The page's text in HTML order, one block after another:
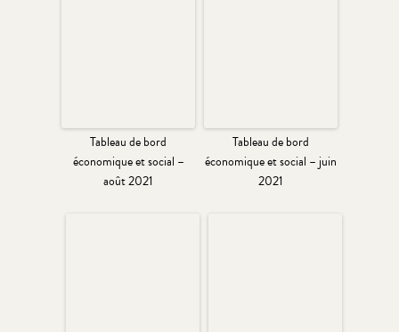
Tableau de bord
économique et social –
août 2021
Tableau de bord
économique et social – juin
2021